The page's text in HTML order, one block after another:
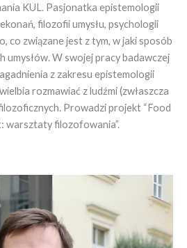
KUL. Pasjonatka epistemologii
filozofii umysłu, psychologii
co związane jest z tym, w jaki sposób
umysłów. W swojej pracy badawczej
z zakresu epistemologii
rozmawiać z ludźmi (zwłaszcza
Prowadzi projekt “Food
warsztaty filozofowania”.